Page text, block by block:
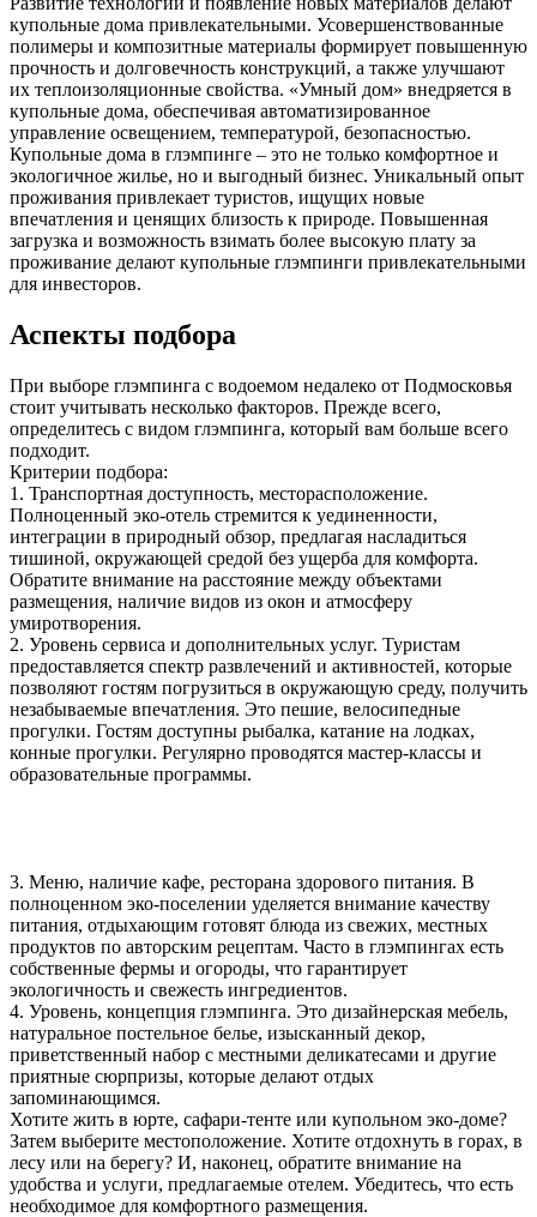
купольные дома привлекательными. Усовершенствованные
полимеры и композитные материалы формирует повышенную
прочность и долговечность конструкций, а также улучшают
их теплоизоляционные свойства. «Умный дом» внедряется в
купольные дома, обеспечивая автоматизированное
управление освещением, температурой, безопасностью.
Купольные дома в глэмпинге – это не только комфортное и
экологичное жилье, но и выгодный бизнес. Уникальный опыт
проживания привлекает туристов, ищущих новые
впечатления и ценящих близость к природе. Повышенная
загрузка и возможность взимать более высокую плату за
проживание делают купольные глэмпинги привлекательными
для инвесторов.
Аспекты подбора
При выборе глэмпинга с водоемом недалеко от Подмосковья
стоит учитывать несколько факторов. Прежде всего,
определитесь с видом глэмпинга, который вам больше всего
подходит.
Критерии подбора:
1. Транспортная доступность, месторасположение.
Полноценный эко-отель стремится к уединенности,
интеграции в природный обзор, предлагая насладиться
тишиной, окружающей средой без ущерба для комфорта.
Обратите внимание на расстояние между объектами
размещения, наличие видов из окон и атмосферу
умиротворения.
2. Уровень сервиса и дополнительных услуг. Туристам
предоставляется спектр развлечений и активностей, которые
позволяют гостям погрузиться в окружающую среду, получить
незабываемые впечатления. Это пешие, велосипедные
прогулки. Гостям доступны рыбалка, катание на лодках,
конные прогулки. Регулярно проводятся мастер-классы и
образовательные программы.
3. Меню, наличие кафе, ресторана здорового питания. В
полноценном эко-поселении уделяется внимание качеству
питания, отдыхающим готовят блюда из свежих, местных
продуктов по авторским рецептам. Часто в глэмпингах есть
собственные фермы и огороды, что гарантирует
экологичность и свежесть ингредиентов.
4. Уровень, концепция глэмпинга. Это дизайнерская мебель,
натуральное постельное белье, изысканный декор,
приветственный набор с местными деликатесами и другие
приятные сюрпризы, которые делают отдых
запоминающимся.
Хотите жить в юрте, сафари-тенте или купольном эко-доме?
Затем выберите местоположение. Хотите отдохнуть в горах, в
лесу или на берегу? И, наконец, обратите внимание на
удобства и услуги, предлагаемые отелем. Убедитесь, что есть
необходимое для комфортного размещения.